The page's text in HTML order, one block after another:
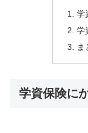
学
学
ま
学資保険に